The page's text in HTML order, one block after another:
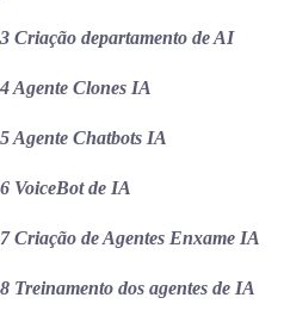
3 Criação departamento de AI
4 Agente Clones IA
5 Agente Chatbots IA
6 VoiceBot de IA
7 Criação de Agentes Enxame IA
8 Treinamento dos agentes de IA